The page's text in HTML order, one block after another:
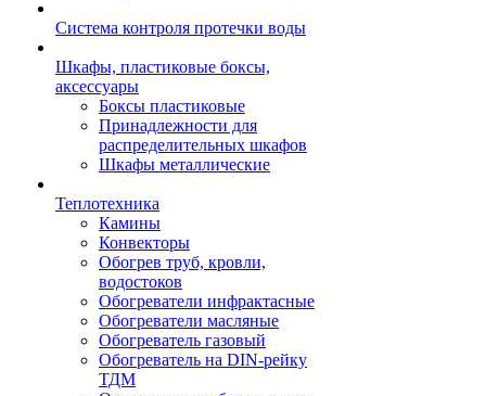
Система контроля протечки воды
Шкафы, пластиковые боксы,
аксессуары
Боксы пластиковые
Принадлежности для
распределительных шкафов
Шкафы металлические
Теплотехника
Камины
Конвекторы
Обогрев труб, кровли,
водостоков
Обогреватели инфрактасные
Обогреватели масляные
Обогреватель газовый
Обогреватель на DIN-рейку
ТДМ